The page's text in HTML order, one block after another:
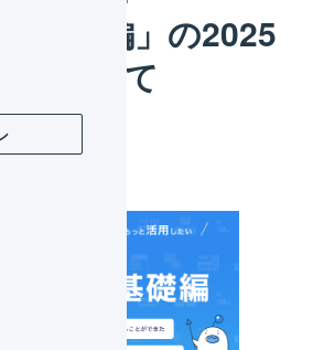
基礎編」の2025
について
カテゴリー